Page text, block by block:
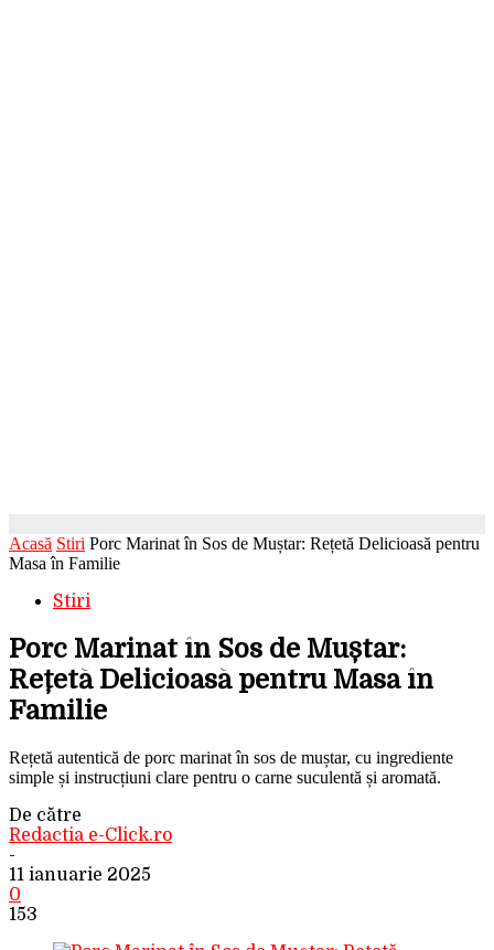
Acasă Stiri Porc Marinat în Sos de Muștar: Rețetă Delicioasă pentru
Masa în Familie
Stiri
Porc Marinat în Sos de Muștar:
Rețetă Delicioasă pentru Masa în
Familie
Rețetă autentică de porc marinat în sos de muștar, cu ingrediente
simple și instrucțiuni clare pentru o carne suculentă și aromată.
De către
Redactia e-Click.ro
-
11 ianuarie 2025
0
153